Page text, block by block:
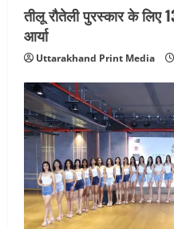
तीलू रौतेली पुरस्कार के लिए
आर्या
Uttarakhand Print Media